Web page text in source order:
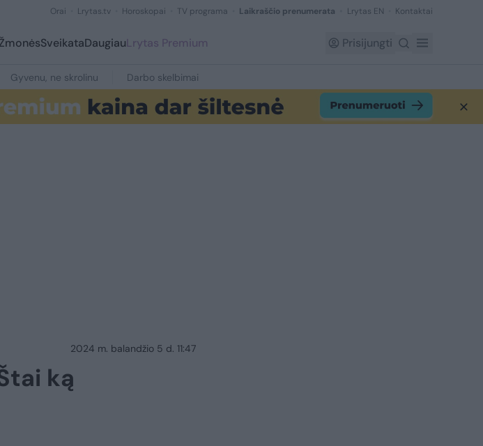
Orai Lrytas.tv Horoskopai TV programa Laikraščio prenumerata Lrytas EN Kontaktai
ŽmonėsSveikataDaugiauLrytas Premium Prisijungti
Gyvenu, ne skrolinu Darbo skelbimai
2024 m. balandžio 5 d. 11:47
ką